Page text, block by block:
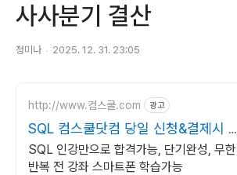
사사분기 결산
정미나 2025. 12. 31. 23:05
http://www.컴스쿨.com 광고
SQL 컴스쿨닷컴 당일 신청&결제시 기
프티콘!
SQL 인강만으로 합격가능, 단기완성, 무한
반복 전 강좌 스마트폰 학습가능